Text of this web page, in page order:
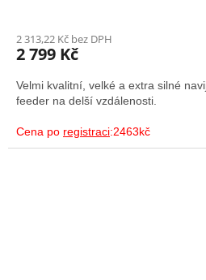
2 313,22 Kč bez DPH
2 799 Kč
Velmi kvalitní, velké a extra silné
feeder na delší vzdálenosti.
Cena po registraci:2463kč